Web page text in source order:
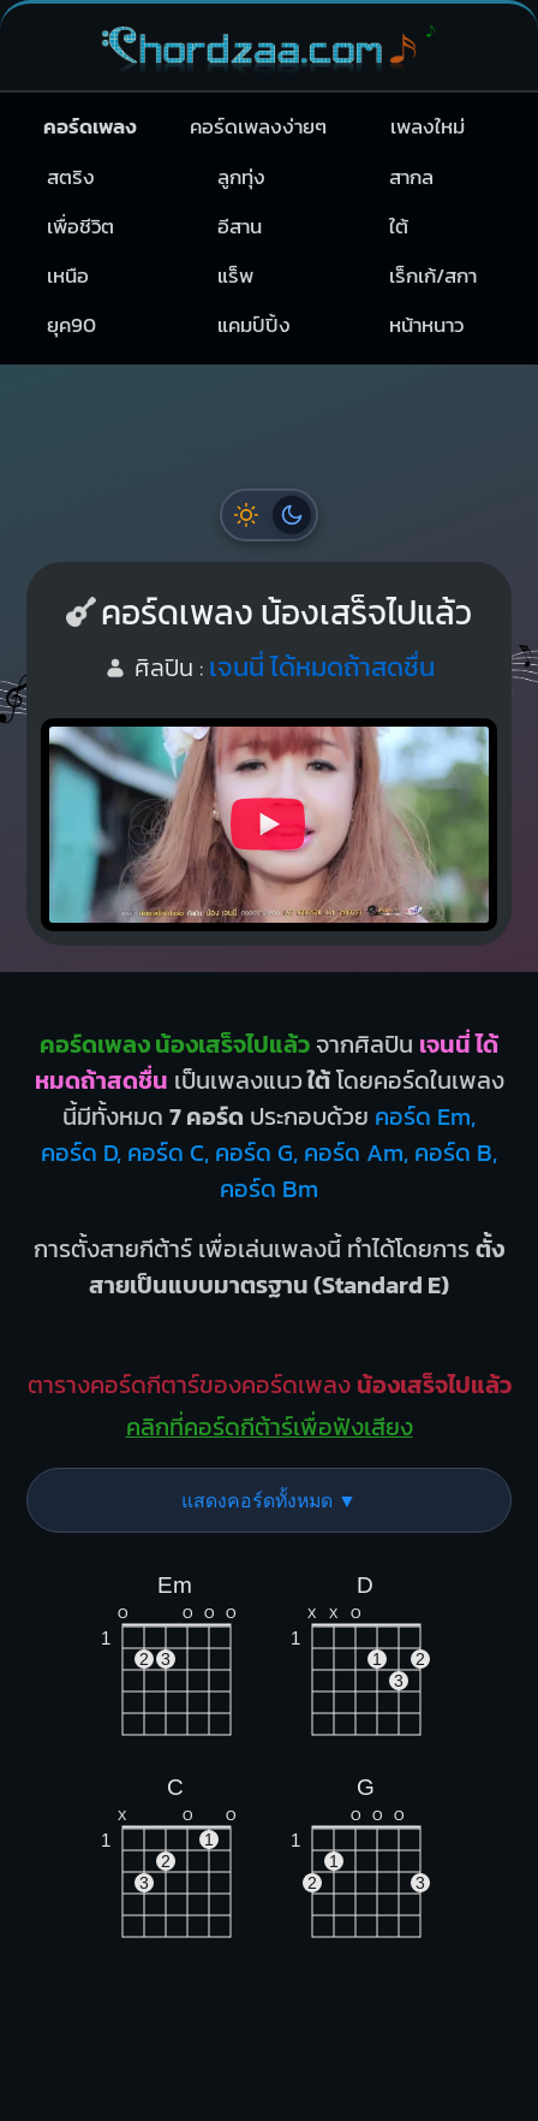
คอร์ดเพลง คอร์ดเพลงง่ายๆ
เพลงใหม่
สตริง
ลูกทุ่ง
สากล
เพื่อชีวิต
อีสาน
ใต้
เหนือ
แร็พ
เร็กเก้/สกา
ยุค90
แคมป์ปิ้ง หน้าหนาว
คอร์ดเพลง น้องเสร็จไปแล้ว
ศิลปิน : เจนนี่ ได้หมดถ้าสดชื่น
คอร์ดเพลง น้องเสร็จไปแล้ว จากศิลปิน เจนนี่ ได้
หมดถ้าสดชื่น เป็นเพลงแนวใต้โดยคอร์ดในเพลง
นี้มีทั้งหมด 7 คอร์ด ประกอบด้วย คอร์ด Em,
คอร์ด D, คอร์ด C, คอร์ด G, คอร์ด Am, คอร์ด B,
คอร์ด Bm
การตั้งสายกีต้าร์ เพื่อเล่นเพลงนี้ ทำได้โดยการตั้ง
สายเป็นแบบมาตรฐาน (Standard E)
ตารางคอร์ดกีตาร์ของคอร์ดเพลง น้องเสร็จไปแล้ว
คลิกที่คอร์ดกีต้าร์เพื่อฟังเสียง
แสดงคอร์ดทั้งหมด ▼
Em
O O O O
1
2 3
D
X X O
1
1
2
3
C
X O O
1
1
2
3
G
O O O
1
1
2
3